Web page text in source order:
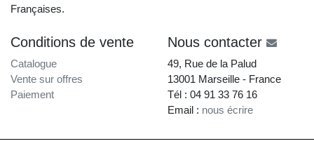
Françaises.
Conditions de vente
Catalogue
Vente sur offres
Paiement
Nous contacter
49, Rue de la Palud
13001 Marseille - France
Tél : 04 91 33 76 16
Email : nous écrire